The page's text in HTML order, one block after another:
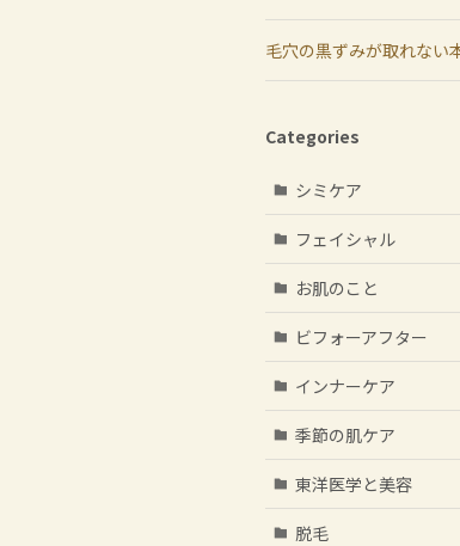
毛穴の黒ずみが取れない
Categories
シミケア
フェイシャル
お肌のこと
ビフォーアフター
インナーケア
季節の肌ケア
東洋医学と美容
脱毛